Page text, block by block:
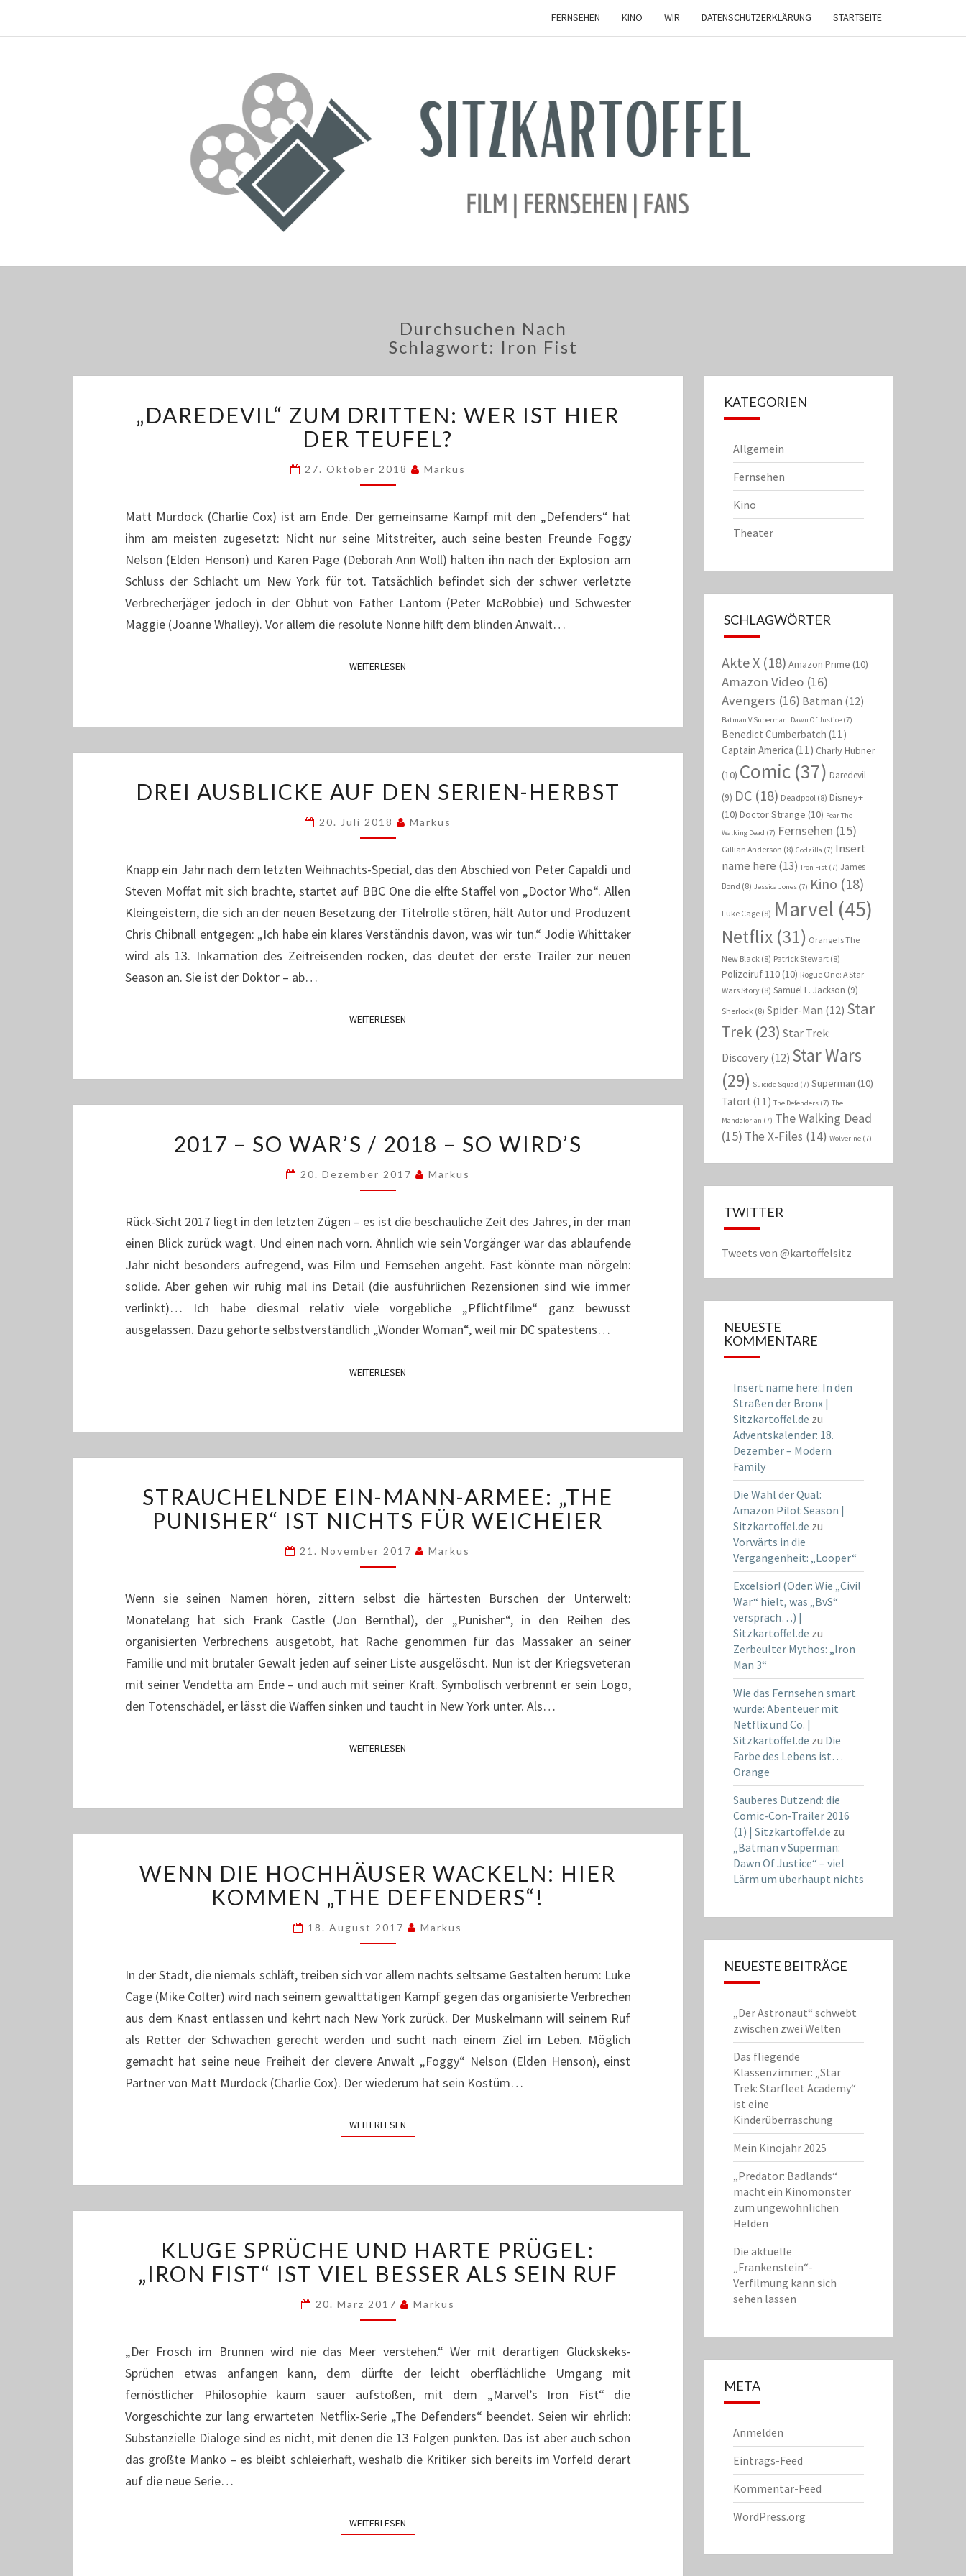
FERNSEHEN KINO WIR DATENSCHUTZERKLÄRUNG STARTSEITE
Durchsuchen Nach
Schlagwort: Iron Fist
ZUM
DRITTEN:
WER
IST
HIER
TEUFEL?
„DAREDEVIL“ ZUM DRITTEN: WER IST HIER
DER TEUFEL?
27. Oktober 2018 Markus
Matt Murdock (Charlie Cox) ist am Ende. Der gemeinsame Kampf mit den „Defenders“ hat
ihm am meisten zugesetzt: Nicht nur seine Mitstreiter, auch seine besten Freunde Foggy
Nelson (Elden Henson) und Karen Page (Deborah Ann Woll) halten ihn nach der Explosion am
Schluss der Schlacht um New York für tot. Tatsächlich befindet sich der schwer verletzte
Verbrecherjäger jedoch in der Obhut von Father Lantom (Peter McRobbie) und Schwester
Maggie (Joanne Whalley). Vor allem die resolute Nonne hilft dem blinden Anwalt…
WEITERLESEN
AUSBLICKE
DEN
HERBST
DREI AUSBLICKE AUF DEN SERIEN-HERBST
20. Juli 2018 Markus
Knapp ein Jahr nach dem letzten Weihnachts-Special, das den Abschied von Peter Capaldi und
Steven Moffat mit sich brachte, startet auf BBC One die elfte Staffel von „Doctor Who“. Allen
Kleingeistern, die sich an der neuen Besetzung der Titelrolle stören, hält Autor und Produzent
Chris Chibnall entgegen: „Ich habe ein klares Verständnis davon, was wir tun.“ Jodie Whittaker
wird als 13. Inkarnation des Zeitreisenden rocken, das deutet der erste Trailer zur neuen
Season an. Sie ist der Doktor – ab…
WEITERLESEN
–
WAR’S
2018
–
SO
WIRD’S
2017 – SO WAR’S / 2018 – SO WIRD’S
20. Dezember 2017 Markus
Rück-Sicht 2017 liegt in den letzten Zügen – es ist die beschauliche Zeit des Jahres, in der man
einen Blick zurück wagt. Und einen nach vorn. Ähnlich wie sein Vorgänger war das ablaufende
Jahr nicht besonders aufregend, was Film und Fernsehen angeht. Fast könnte man nörgeln:
solide. Aber gehen wir ruhig mal ins Detail (die ausführlichen Rezensionen sind wie immer
verlinkt)… Ich habe diesmal relativ viele vorgebliche „Pflichtfilme“ ganz bewusst
ausgelassen. Dazu gehörte selbstverständlich „Wonder Woman“, weil mir DC spätestens…
WEITERLESEN
EIN-
MANN-
ARMEE:
„THE
PUNISHER“
NICHTS
FÜR
WEICHEIER
STRAUCHELNDE EIN-MANN-ARMEE: „THE
PUNISHER“ IST NICHTS FÜR WEICHEIER
21. November 2017 Markus
Wenn sie seinen Namen hören, zittern selbst die härtesten Burschen der Unterwelt:
Monatelang hat sich Frank Castle (Jon Bernthal), der „Punisher“, in den Reihen des
organisierten Verbrechens ausgetobt, hat Rache genommen für das Massaker an seiner
Familie und mit brutaler Gewalt jeden auf seiner Liste ausgelöscht. Nun ist der Kriegsveteran
mit seiner Vendetta am Ende – und auch mit seiner Kraft. Symbolisch verbrennt er sein Logo,
den Totenschädel, er lässt die Waffen sinken und taucht in New York unter. Als…
WEITERLESEN
DIE
HOCHHÄUSER
WACKELN:
HIER
KOMMEN
DEFENDERS“!
WENN DIE HOCHHÄUSER WACKELN: HIER
KOMMEN „THE DEFENDERS“!
18. August 2017 Markus
In der Stadt, die niemals schläft, treiben sich vor allem nachts seltsame Gestalten herum: Luke
Cage (Mike Colter) wird nach seinem gewalttätigen Kampf gegen das organisierte Verbrechen
aus dem Knast entlassen und kehrt nach New York zurück. Der Muskelmann will seinem Ruf
als Retter der Schwachen gerecht werden und sucht nach einem Ziel im Leben. Möglich
gemacht hat seine neue Freiheit der clevere Anwalt „Foggy“ Nelson (Elden Henson), einst
Partner von Matt Murdock (Charlie Cox). Der wiederum hat sein Kostüm…
WEITERLESEN
SPRÜCHE
UND
HARTE
PRÜGEL:
„IRON
IST
VIEL
BESSER
ALS
SEIN
RUF
KLUGE SPRÜCHE UND HARTE PRÜGEL:
„IRON FIST“ IST VIEL BESSER ALS SEIN RUF
20. März 2017 Markus
„Der Frosch im Brunnen wird nie das Meer verstehen.“ Wer mit derartigen Glückskeks-
Sprüchen etwas anfangen kann, dem dürfte der leicht oberflächliche Umgang mit
fernöstlicher Philosophie kaum sauer aufstoßen, mit dem „Marvel’s Iron Fist“ die
Vorgeschichte zur lang erwarteten Netflix-Serie „The Defenders“ beendet. Seien wir ehrlich:
Substanzielle Dialoge sind es nicht, mit denen die 13 Folgen punkten. Das ist aber auch schon
das größte Manko – es bleibt schleierhaft, weshalb die Kritiker sich bereits im Vorfeld derart
auf die neue Serie…
WEITERLESEN
KATEGORIEN
Allgemein
Fernsehen
Kino
Theater
SCHLAGWÖRTER
Akte X(18) Amazon Prime (10)
Amazon Video(16)
Avengers (16) Batman (12)
Batman V Superman: Dawn Of Justice(7)
Benedict Cumberbatch (11)
Captain America (11) Charly Hübner
(10) Comic(37) Daredevil
(9) DC(18) Deadpool(8) Disney+
(10) Doctor Strange (10) Fear The
Walking Dead (7) Fernsehen (15)
Gillian Anderson (8) Godzilla (7) Insert
name here (13) Iron Fist(7) James
Bond (8) Jessica Jones(7) Kino (18)
Luke Cage(8) Marvel (45)
Netflix(31) Orange Is The
New Black(8) Patrick Stewart(8)
Polizeiruf 110(10) Rogue One: A Star
Wars Story(8) Samuel L. Jackson (9)
Sherlock(8) Spider-Man (12) Star
Trek(23) Star Trek:
Discovery(12) Star Wars
(29) Suicide Squad (7) Superman (10)
Tatort (11) The Defenders(7) The
Mandalorian (7) The Walking Dead
(15) The X-Files (14) Wolverine(7)
TWITTER
Tweets von @kartoffelsitz
NEUESTE
KOMMENTARE
Insert name here: In den
Straßen der Bronx |
Sitzkartoffel.de zu
Adventskalender: 18.
Dezember – Modern
Family
Die Wahl der Qual:
Amazon Pilot Season |
Sitzkartoffel.de zu
Vorwärts in die
Vergangenheit: „Looper“
Excelsior! (Oder: Wie „Civil
War“ hielt, was „BvS“
versprach…) |
Sitzkartoffel.de zu
Zerbeulter Mythos: „Iron
Man 3“
Wie das Fernsehen smart
wurde: Abenteuer mit
Netflix und Co. |
Sitzkartoffel.de zu Die
Farbe des Lebens ist…
Orange
Sauberes Dutzend: die
Comic-Con-Trailer 2016
(1) | Sitzkartoffel.de zu
„Batman v Superman:
Dawn Of Justice“ – viel
Lärm um überhaupt nichts
NEUESTE BEITRÄGE
„Der Astronaut“ schwebt
zwischen zwei Welten
Das fliegende
Klassenzimmer: „Star
Trek: Starfleet Academy“
ist eine
Kinderüberraschung
Mein Kinojahr 2025
„Predator: Badlands“
macht ein Kinomonster
zum ungewöhnlichen
Helden
Die aktuelle
„Frankenstein“-
Verfilmung kann sich
sehen lassen
META
Anmelden
Eintrags-Feed
Kommentar-Feed
WordPress.org